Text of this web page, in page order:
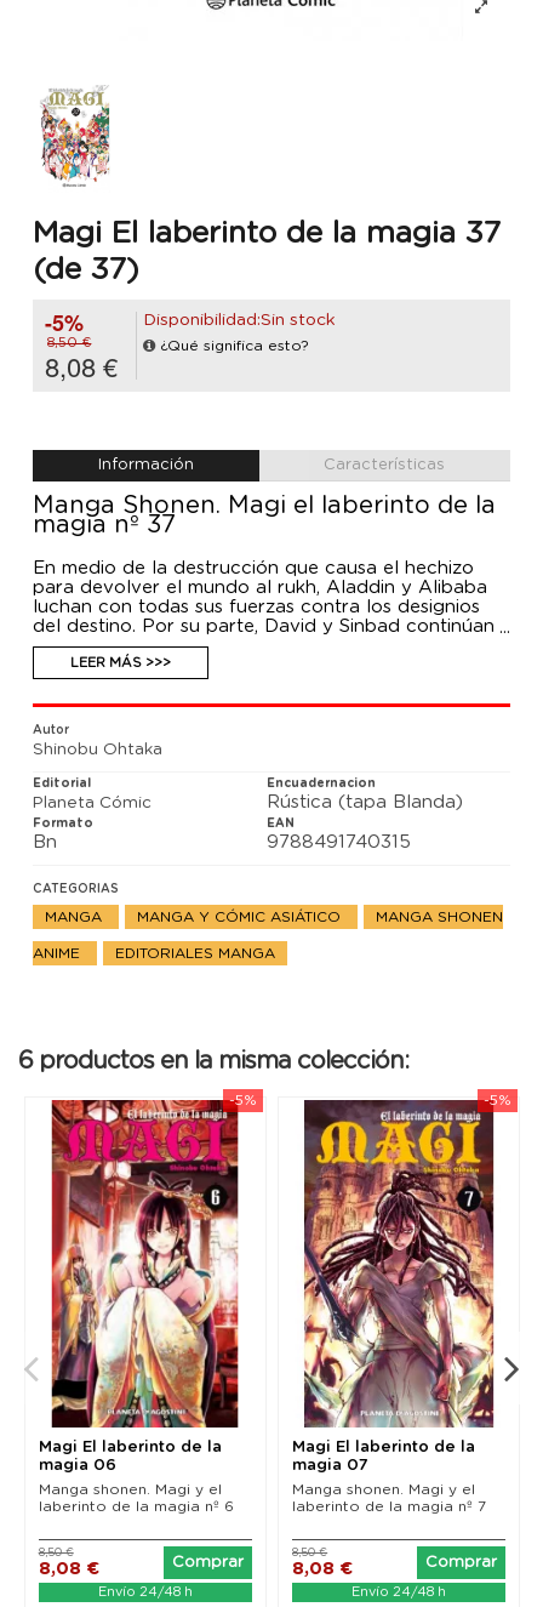
Magi El laberinto de la magia 37
(de 37)
-5%
8,50 €
8,08 €
Disponibilidad:Sin stock
¿Qué significa esto?
Información Características
Manga Shonen. Magi el laberinto de la
magia nº 37
En medio de la destrucción que causa el hechizo
para devolver el mundo al rukh, Aladdin y Alibaba
luchan con todas sus fuerzas contra los designios
del destino. Por su parte, David y Sinbad continúan
su enfrentamiento por el control del Palacio
Sagrado. La esperanza y la desesperación se ven las
caras en el desenlace de la historia. ¿¡Les esperará
un futuro que jamás habrían podido imaginar!?
LEER MÁS >>>
Autor
Shinobu Ohtaka
Editorial
Planeta Cómic
Encuadernacion
Rústica (tapa Blanda)
Formato
Bn
EAN
9788491740315
CATEGORIAS
MANGA MANGA Y CÓMIC ASIÁTICO MANGA SHONEN
ANIME EDITORIALES MANGA
6 productos en la misma colección:
-5%
Magi El laberinto de la
magia 06
Manga shonen. Magi y el
laberinto de la magia nº 6
8,08 €
8,50 €
Comprar
Envío 24/48 h
-5%
Magi El laberinto de la
magia 07
Manga shonen. Magi y el
laberinto de la magia nº 7
8,08 €
8,50 €
Comprar
Envío 24/48 h